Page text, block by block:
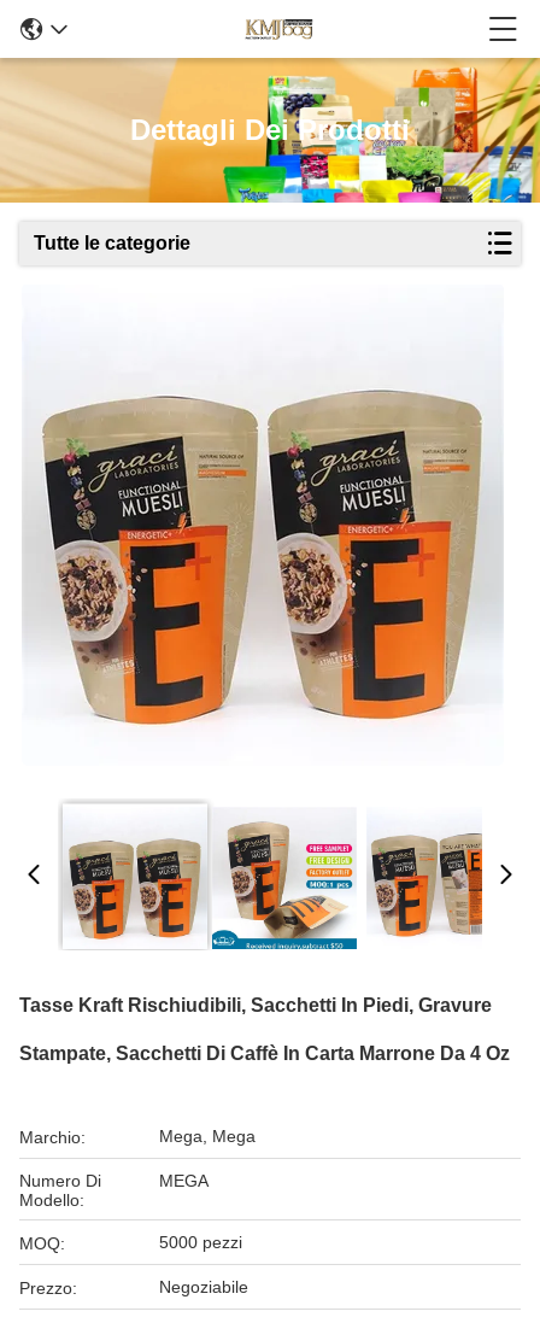
Dettagli Dei Prodotti
Tutte le categorie
Tasse Kraft Rischiudibili, Sacchetti In Piedi, Gravure
Stampate, Sacchetti Di Caffè In Carta Marrone Da 4 Oz
Marchio: Mega, Mega
Numero Di
Modello:
MEGA
MOQ: 5000 pezzi
Prezzo: Negoziabile